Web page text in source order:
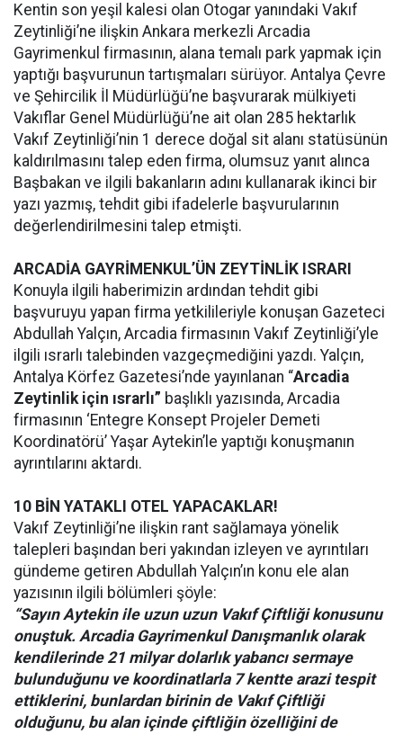
Kentin son yeşil kalesi olan Otogar yanındaki Vakıf
Zeytinliği’ne ilişkin Ankara merkezli Arcadia
Gayrimenkul firmasının, alana temalı park yapmak için
yaptığı başvurunun tartışmaları sürüyor. Antalya Çevre
ve Şehircilik İl Müdürlüğü’ne başvurarak mülkiyeti
Vakıflar Genel Müdürlüğü’ne ait olan 285 hektarlık
Vakıf Zeytinliği’nin 1 derece doğal sit alanı statüsünün
kaldırılmasını talep eden firma, olumsuz yanıt alınca
Başbakan ve ilgili bakanların adını kullanarak ikinci bir
yazı yazmış, tehdit gibi ifadelerle başvurularının
değerlendirilmesini talep etmişti.
ARCADİA GAYRİMENKUL’ÜN ZEYTİNLİK ISRARI
Konuyla ilgili haberimizin ardından tehdit gibi
başvuruyu yapan firma yetkilileriyle konuşan Gazeteci
Abdullah Yalçın, Arcadia firmasının Vakıf Zeytinliği’yle
ilgili ısrarlı talebinden vazgeçmediğini yazdı. Yalçın,
Antalya Körfez Gazetesi’nde yayınlanan “Arcadia
Zeytinlik için ısrarlı” başlıklı yazısında, Arcadia
firmasının ‘Entegre Konsept Projeler Demeti
Koordinatörü’ Yaşar Aytekin’le yaptığı konuşmanın
ayrıntılarını aktardı.
10 BİN YATAKLI OTEL YAPACAKLAR!
Vakıf Zeytinliği’ne ilişkin rant sağlamaya yönelik
talepleri başından beri yakından izleyen ve ayrıntıları
gündeme getiren Abdullah Yalçın’ın konu ele alan
yazısının ilgili bölümleri şöyle:
“Sayın Aytekin ile uzun uzun Vakıf Çiftliği konusunu
onuştuk. Arcadia Gayrimenkul Danışmanlık olarak
kendilerinde 21 milyar dolarlık yabancı sermaye
bulunduğunu ve koordinatlarla 7 kentte arazi tespit
ettiklerini, bunlardan birinin de Vakıf Çiftliği
olduğunu, bu alan içinde çiftliğin özelliğini de